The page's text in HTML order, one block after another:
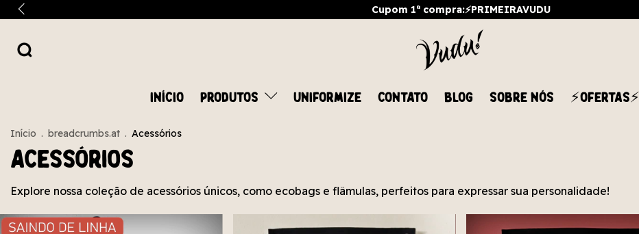
Cupom 1ª compra:⚡PRIMEIRAVUDU
INÍCIO PRODUTOS UNIFORMIZE CONTATO BLOG SOBRE NÓS ⚡OFERTAS⚡
Início . breadcrumbs.at . Acessórios
Acessórios
Explore nossa coleção de acessórios únicos, como ecobags e flâmulas, perfeitos para expressar sua personalidade!